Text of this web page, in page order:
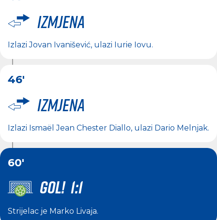
Izmjena
IzlaziJovan Ivanišević, ulazi Iurie Iovu.
46'
Izmjena
Izlazi Ismaël Jean Chester Diallo, ulazi Dario Melnjak.
60'
GOL! 1:1
Strijelac je Marko Livaja.